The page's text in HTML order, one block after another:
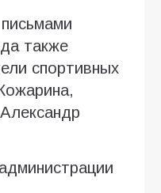
также
спортивных